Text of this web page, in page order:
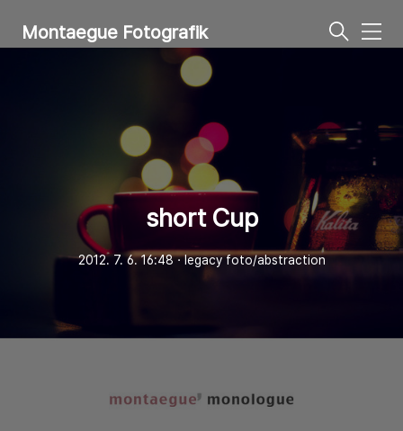
Montaegue Fotografik
메
short Cup
2012. 7. 6. 16:48ㆍlegacy foto/abstraction